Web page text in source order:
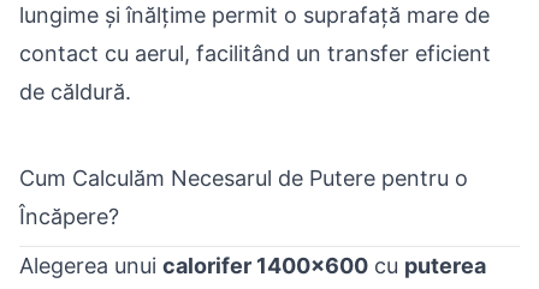
lungime și înălțime permit o suprafață mare de
contact cu aerul, facilitând un transfer eficient
de căldură.
Cum Calculăm Necesarul de Putere pentru o
Încăpere?
Alegerea unui calorifer 1400x600 cu puterea